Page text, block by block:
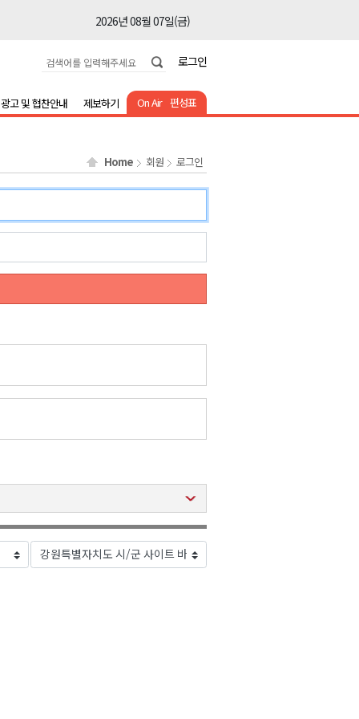
2026년 08월 07일(금)
2026년 08월 07일(금)
2026년 08월 07일(금)
2026년 08월 07일(금)
2026년 08월 07일(금)
2026년 08월 07일(금)
2026년 08월 07일(금)
2026년 08월 07일(금)
로그인
On Air 편성표
광고 및 협찬안내 제보하기
Home 회원 로그인